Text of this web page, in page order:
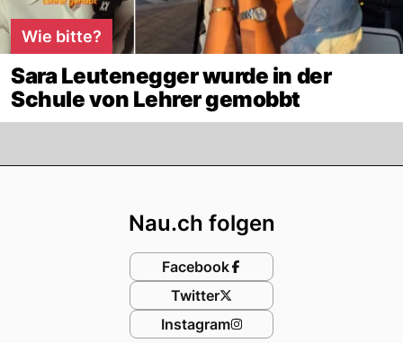
Wie bitte?
Sara Leutenegger wurde in der
Schule von Lehrer gemobbt
Nau.ch folgen
Facebook
Twitter
Instagram